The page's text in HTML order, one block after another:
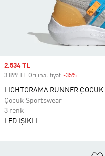
Sale price
2.534 TL
3.899 TL Orijinal fiyat -35%
LIGHTORAMA RUNNER ÇOCUK
Çocuk Sportswear
3 renk
LED IŞIKLI